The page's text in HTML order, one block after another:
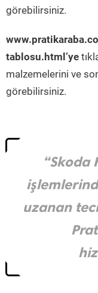
görebilirsiniz.
tablosu.html’ye
malzemelerini ve
görebilirsiniz.
“Skoda
uzanan